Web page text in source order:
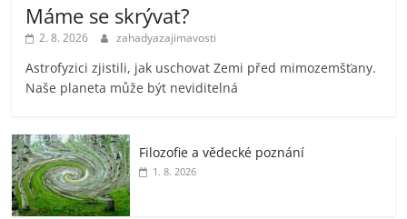
Máme se skrývat?
2. 8. 2026 zahadyazajimavosti
Astrofyzici zjistili, jak uschovat Zemi před mimozemšťany.
Naše planeta může být neviditelná
Filozofie a vědecké poznání
1. 8. 2026